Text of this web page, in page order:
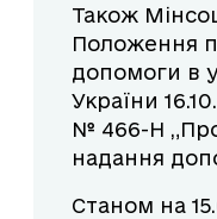
Також
Положення
допомоги в
України
№ 466-Н „Про
надання
Станом на